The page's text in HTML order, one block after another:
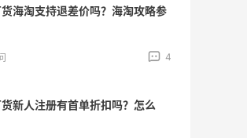
海淘支持退差价吗？海淘攻略参
4
新人注册有首单折扣吗？怎么